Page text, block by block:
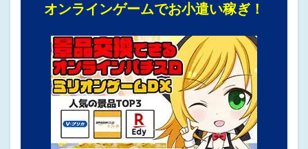
オンラインゲームでお小遣い稼ぎ！